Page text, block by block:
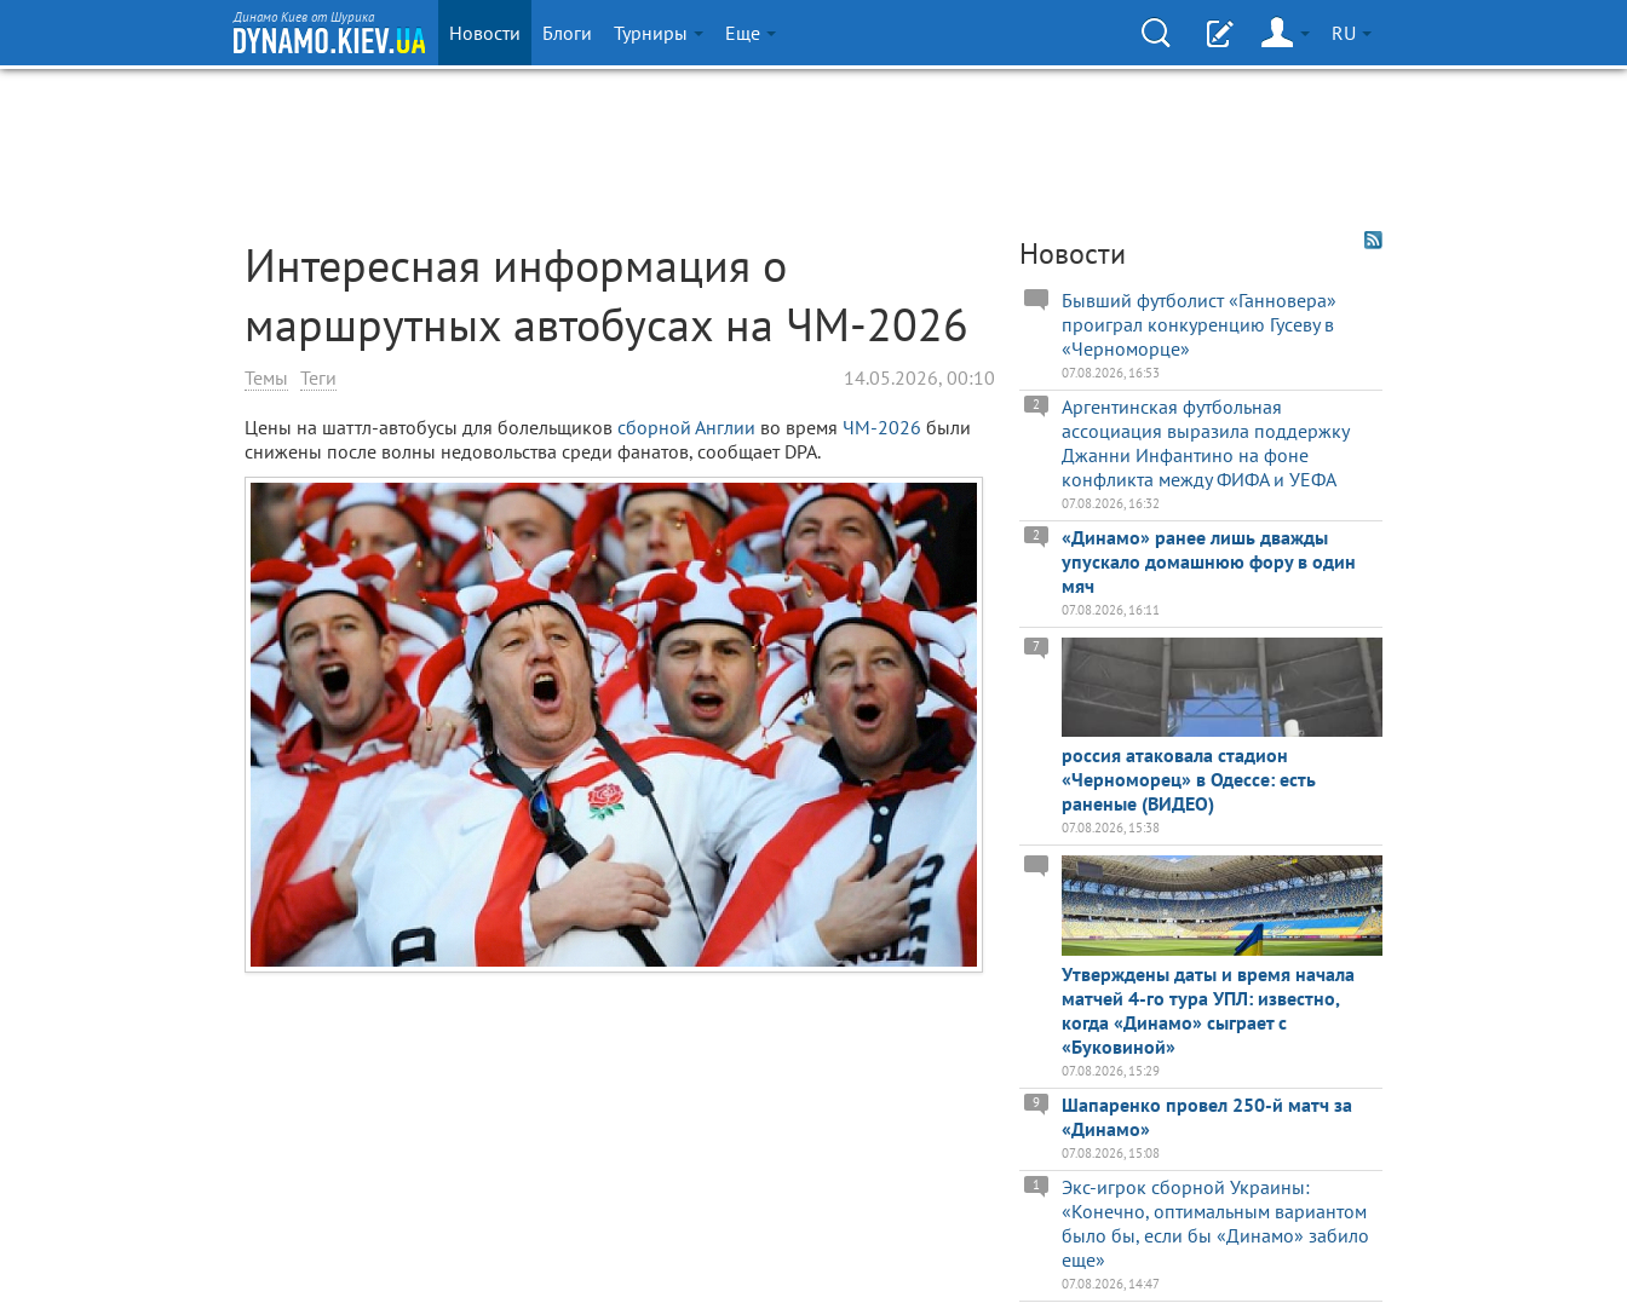
Динамо Киев от Шурика
Новости Блоги Турниры Еще RU
Интересная информация о
маршрутных автобусах на ЧМ-2026
Темы Теги 14.05.2026, 00:10
Цены на шаттл-автобусы для болельщиков сборной Англии во время ЧМ-2026 были
снижены после волны недовольства среди фанатов, сообщает DPA.
Новости
Бывший футболист «Ганновера»
проиграл конкуренцию Гусеву в
«Черноморце»
07.08.2026, 16:53
Аргентинская футбольная
ассоциация выразила поддержку
Джанни Инфантино на фоне
конфликта между ФИФА и УЕФА
2
07.08.2026, 16:32
«Динамо» ранее лишь дважды
упускало домашнюю фору в один
мяч
2
07.08.2026, 16:11
россия атаковала стадион
«Черноморец» в Одессе: есть
раненые (ВИДЕО)
7
07.08.2026, 15:38
Утверждены даты и время начала
матчей 4-го тура УПЛ: известно,
когда «Динамо» сыграет с
«Буковиной»
07.08.2026, 15:29
Шапаренко провел 250-й матч за
«Динамо»
9
07.08.2026, 15:08
Экс-игрок сборной Украины:
«Конечно, оптимальным вариантом
было бы, если бы «Динамо» забило
еще»
1
07.08.2026, 14:47